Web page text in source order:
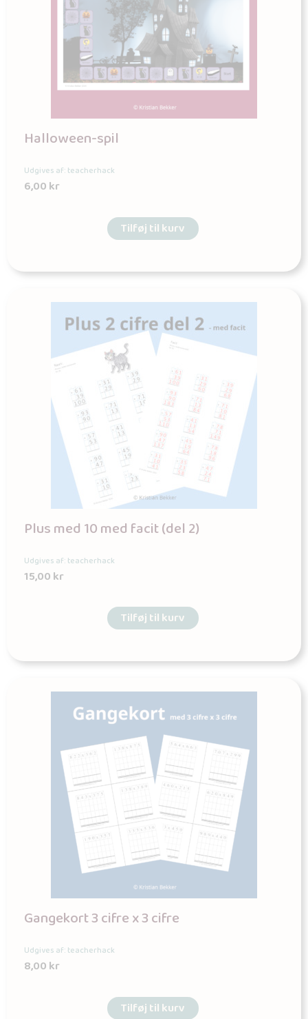
Halloween-spil
Udgives af: teacherhack
6,00kr
Tilføj til kurv
Plus med 10 med facit (del 2)
Udgives af: teacherhack
15,00kr
Tilføj til kurv
Gangekort 3 cifre x 3 cifre
Udgives af: teacherhack
8,00kr
Tilføj til kurv